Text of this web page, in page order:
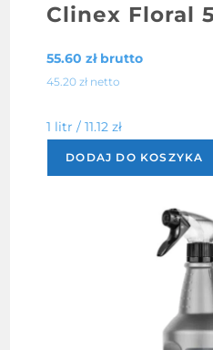
Clinex Floral
55.60złbrutto
45.20 zł netto
1 litr / 11.12zł
DODAJ DO KOSZYKA